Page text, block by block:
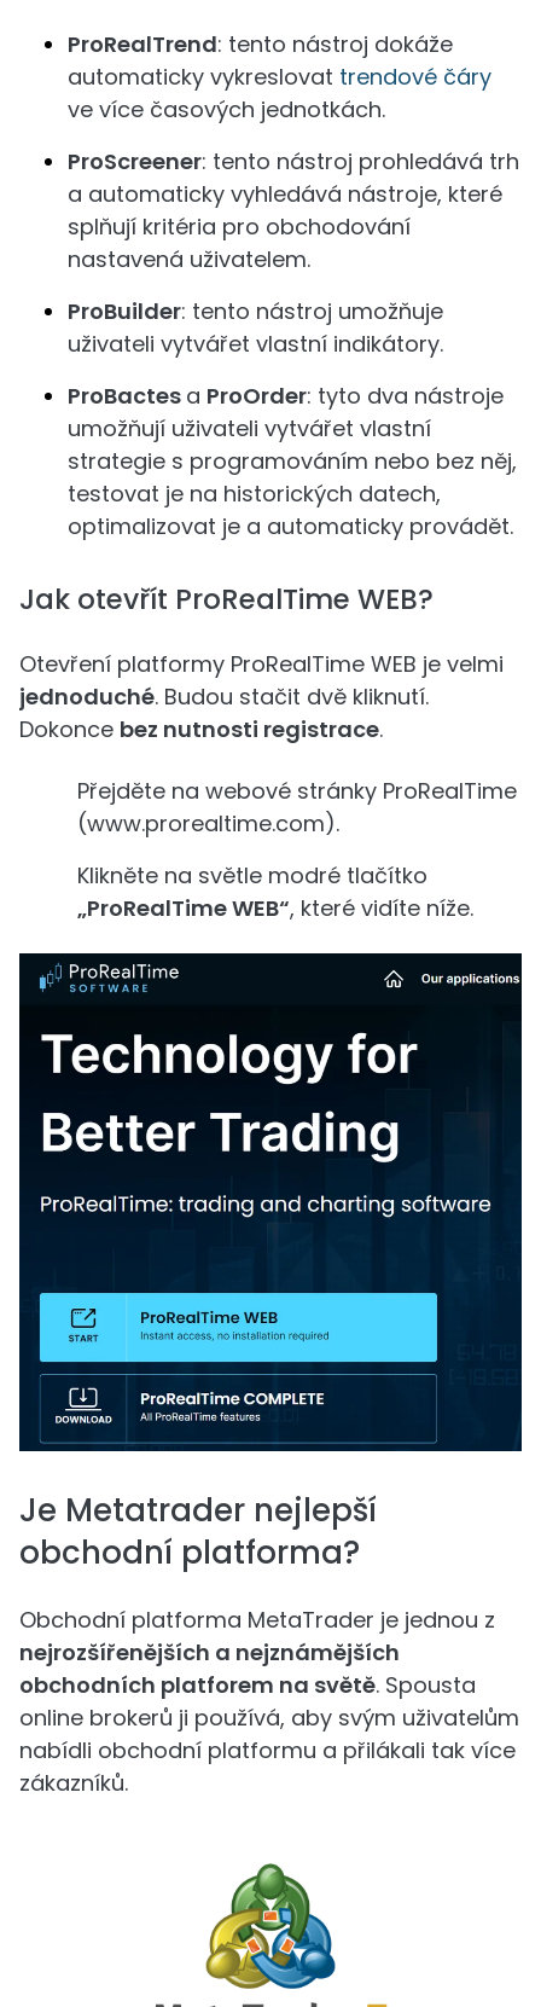
ProRealTrend: tento nástroj dokáže
automaticky vykreslovat trendové čáry
ve více časových jednotkách.
ProScreener: tento nástroj prohledává trh
a automaticky vyhledává nástroje, které
splňují kritéria pro obchodování
nastavená uživatelem.
ProBuilder: tento nástroj umožňuje
uživateli vytvářet vlastní indikátory.
ProBactes a ProOrder: tyto dva nástroje
umožňují uživateli vytvářet vlastní
strategie s programováním nebo bez něj,
testovat je na historických datech,
optimalizovat je a automaticky provádět.
Jak otevřít ProRealTime WEB?
Otevření platformy ProRealTime WEB je velmi
jednoduché. Budou stačit dvě kliknutí.
Dokonce bez nutnosti registrace.
Přejděte na webové stránky ProRealTime
(www.prorealtime.com).
Klikněte na světle modré tlačítko
„ProRealTime WEB“, které vidíte níže.
Je Metatrader nejlepší
obchodní platforma?
Obchodní platforma MetaTrader je jednou z
nejrozšířenějších a nejznámějších
obchodních platforem na světě. Spousta
online brokerů ji používá, aby svým uživatelům
nabídli obchodní platformu a přilákali tak více
zákazníků.